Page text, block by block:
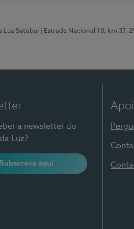
Luz Setúbal | Estrada Nacional 10, km 37,
a newsletter do
Luz?
Subscreva aqui